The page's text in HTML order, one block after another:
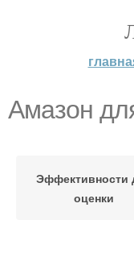
Амазон
Эффективности
оценки